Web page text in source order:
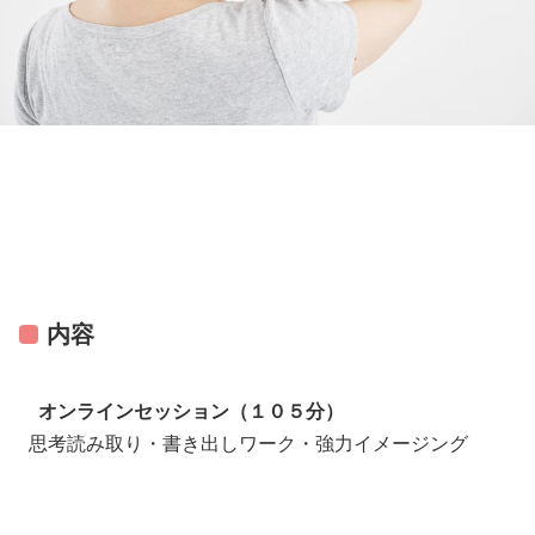
内容
オンラインセッション（１０５分）
思考読み取り・書き出しワーク・強力イメージング